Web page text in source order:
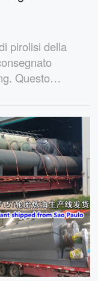
pirolisi della
Questo